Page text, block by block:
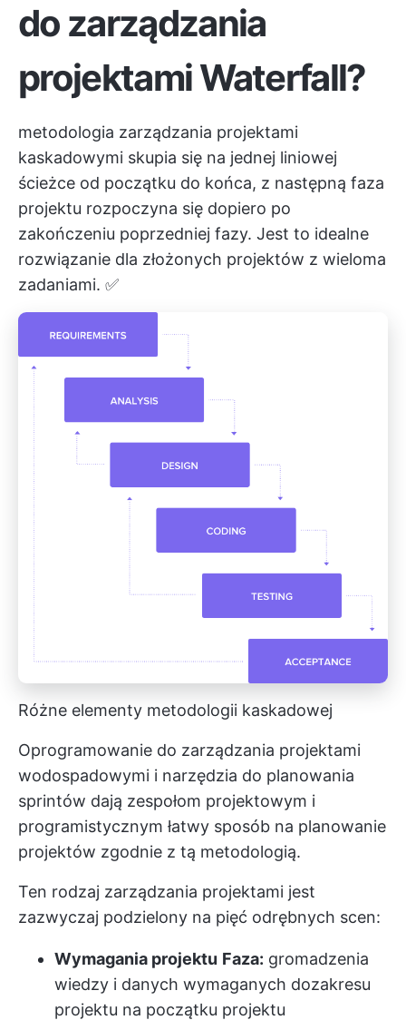
do zarządzania
projektami Waterfall?
metodologia zarządzania projektami
kaskadowymi skupia się na jednej liniowej
ścieżce od początku do końca, z następną faza
projektu rozpoczyna się dopiero po
zakończeniu poprzedniej fazy. Jest to idealne
rozwiązanie dla złożonych projektów z wieloma
zadaniami. ✅
Różne elementy metodologii kaskadowej
Oprogramowanie do zarządzania projektami
wodospadowymi i narzędzia do planowania
sprintów dają zespołom projektowym i
programistycznym łatwy sposób na planowanie
projektów zgodnie z tą metodologią.
Ten rodzaj zarządzania projektami jest
zazwyczaj podzielony na pięć odrębnych scen:
Wymagania projektu Faza: gromadzenia
wiedzy i danych wymaganych dozakresu
projektu na początku projektu